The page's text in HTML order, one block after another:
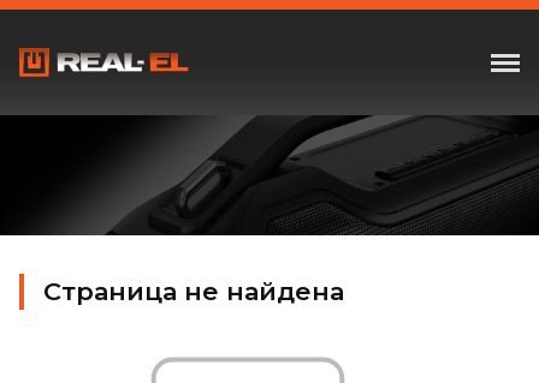
Страница не найдена